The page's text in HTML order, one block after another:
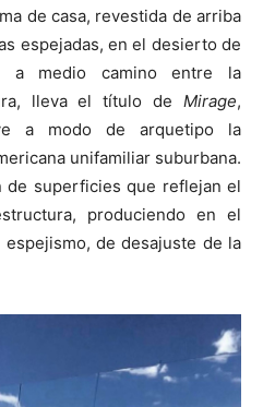
de casa, revestida de arriba
espejadas, en el desierto de
a medio camino entre la
lleva el título de Mirage,
a modo de arquetipo la
unifamiliar suburbana.
de superficies que reflejan el
produciendo en el
de desajuste de la